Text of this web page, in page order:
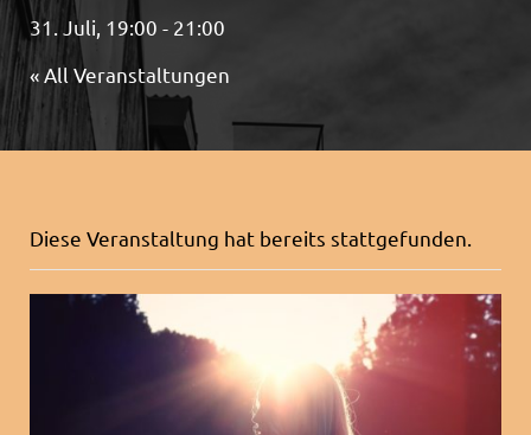
31. Juli, 19:00 - 21:00
« All Veranstaltungen
Diese Veranstaltung hat bereits stattgefunden.